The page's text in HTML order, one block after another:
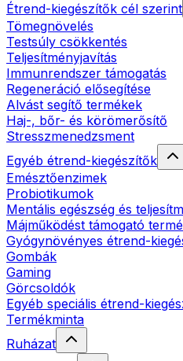
Étrend-kiegészítők cél szerint
Tömegnövelés
Testsúly csökkentés
Teljesítményjavítás
Immunrendszer támogatás
Regeneráció elősegítése
Alvást segítő termékek
Haj-, bőr- és körömerősítő
Stresszmenedzsment
Egyéb étrend-kiegészítők
Emésztőenzimek
Probiotikumok
Mentális egészség és
Májműködést támogató
Gyógynövényes étrend-
Gombák
Gaming
Görcsoldók
Egyéb speciális étrend-
Termékminta
Ruházat